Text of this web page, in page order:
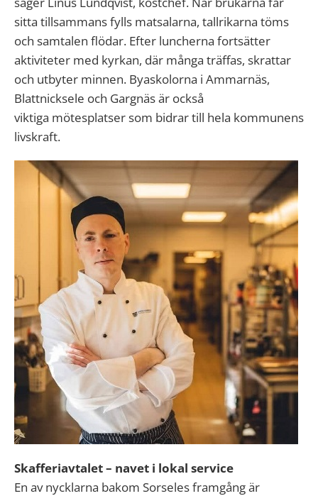
sitta tillsammans fylls matsalarna, tallrikarna töms
och samtalen flödar. Efter luncherna fortsätter
aktiviteter med kyrkan, där många träffas, skrattar
och utbyter minnen. Byaskolorna i Ammarnäs,
Blattnicksele och Gargnäs är också
viktiga mötesplatser som bidrar till hela kommunens
livskraft.
Skafferiavtalet – navet i lokal service
En av nycklarna bakom Sorseles framgång är